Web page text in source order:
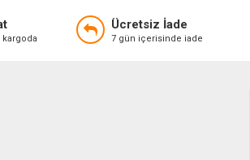
Ücretsiz İade
7 gün içerisinde iade